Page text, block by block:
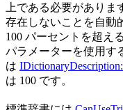
上である必要があり
存在しないことを自動
100 パーセントを超え
パラメーターを使用す
は
は 100 です。